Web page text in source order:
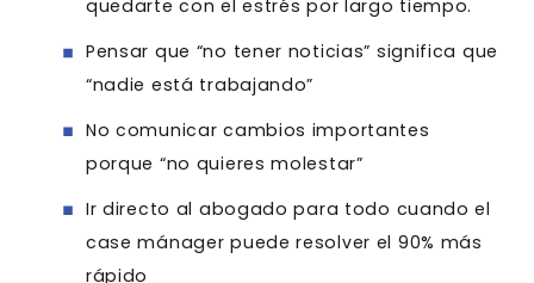
quedarte con el estrés por largo tiempo.
Pensar que “no tener noticias” significa que
“nadie está trabajando”
No comunicar cambios importantes
porque “no quieres molestar”
Ir directo al abogado para todo cuando el
case mánager puede resolver el 90% más
rápido